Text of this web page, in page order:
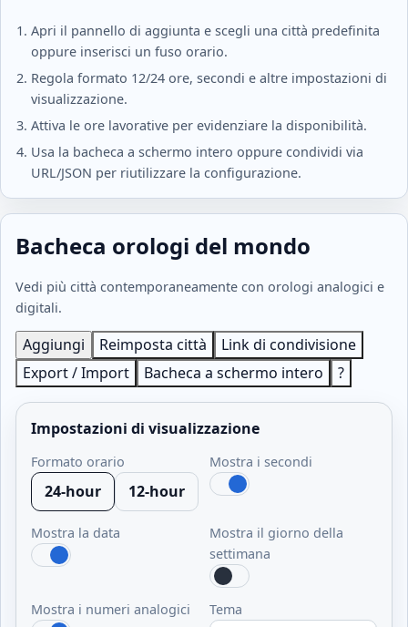
Apri il pannello di aggiunta e scegli una città predefinita
oppure inserisci un fuso orario.
Regola formato 12/24 ore, secondi e altre impostazioni di
visualizzazione.
Attiva le ore lavorative per evidenziare la disponibilità.
Usa la bacheca a schermo intero oppure condividi via
URL/JSON per riutilizzare la configurazione.
Bacheca orologi del mondo
Vedi più città contemporaneamente con orologi analogici e
digitali.
Aggiungi Reimposta città
Link di condivisione
Export / Import
Bacheca a schermo intero ?
Impostazioni di visualizzazione
Formato orario
24-hour 12-hour
Mostra i secondi
Mostra la data
Mostra il giorno della
settimana
Mostra i numeri analogici Tema